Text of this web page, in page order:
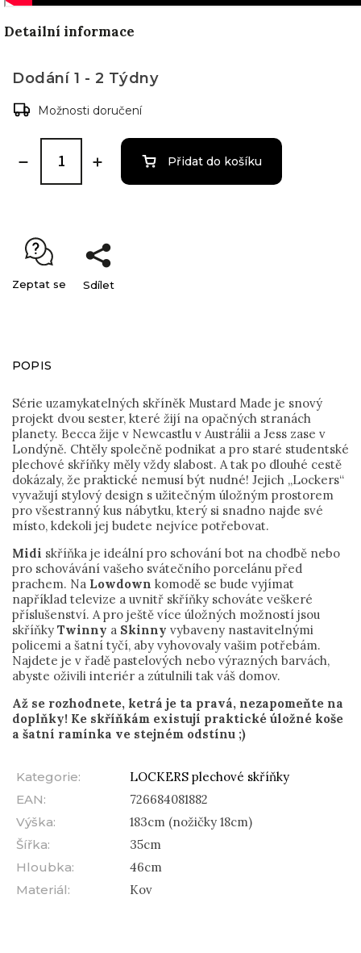
Detailní informace
Dodání 1 - 2 Týdny
Možnosti doručení
Přidat do košíku
Zeptat se Sdílet
POPIS
Série uzamykatelných skříněk Mustard Made je snový
projekt dvou sester, které žijí na opačných stranách
planety. Becca žije v Newcastlu v Austrálii a Jess zase v
Londýně. Chtěly společně podnikat a pro staré studentské
plechové skříňky měly vždy slabost. A tak po dlouhé cestě
dokázaly, že praktické nemusí být nudné! Jejich „Lockers“
vyvažují stylový design s užitečným úložným prostorem
pro všestranný kus nábytku, který si snadno najde své
místo, kdekoli jej budete nejvíce potřebovat.
Midi skříňka je ideální pro schování bot na chodbě nebo
pro schovávání vašeho svátečního porcelánu před
prachem. Na Lowdown komodě se bude vyjímat
například televize a uvnitř skříňky schováte veškeré
příslušenství. A pro ještě více úložných možností jsou
skříňky Twinny a Skinny vybaveny nastavitelnými
policemi a šatní tyčí, aby vyhovovaly vašim potřebám.
Najdete je v řadě pastelových nebo výrazných barvách,
abyste oživili interiér a zútulnili tak váš domov.
Až se rozhodnete, ketrá je ta pravá, nezapomeňte na
doplňky! Ke skříňkám existují praktické úložné koše
a šatní ramínka ve stejném odstínu ;)
Kategorie:
LOCKERS plechové skříňky
EAN:
726684081882
Výška:
183cm (nožičky 18cm)
Šířka:
35cm
Hloubka:
46cm
Materiál: Kov